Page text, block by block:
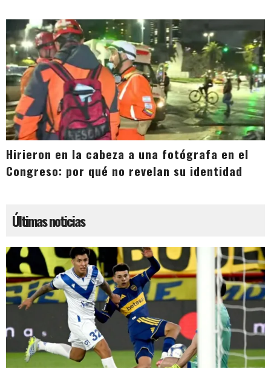
Hirieron en la cabeza a una fotógrafa en el
Congreso: por qué no revelan su identidad
Últimas noticias